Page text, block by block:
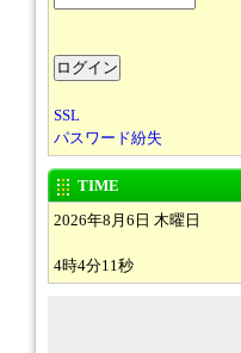
SSL
パスワード紛失
TIME
2026年8月6日 木曜日
4時4分11秒